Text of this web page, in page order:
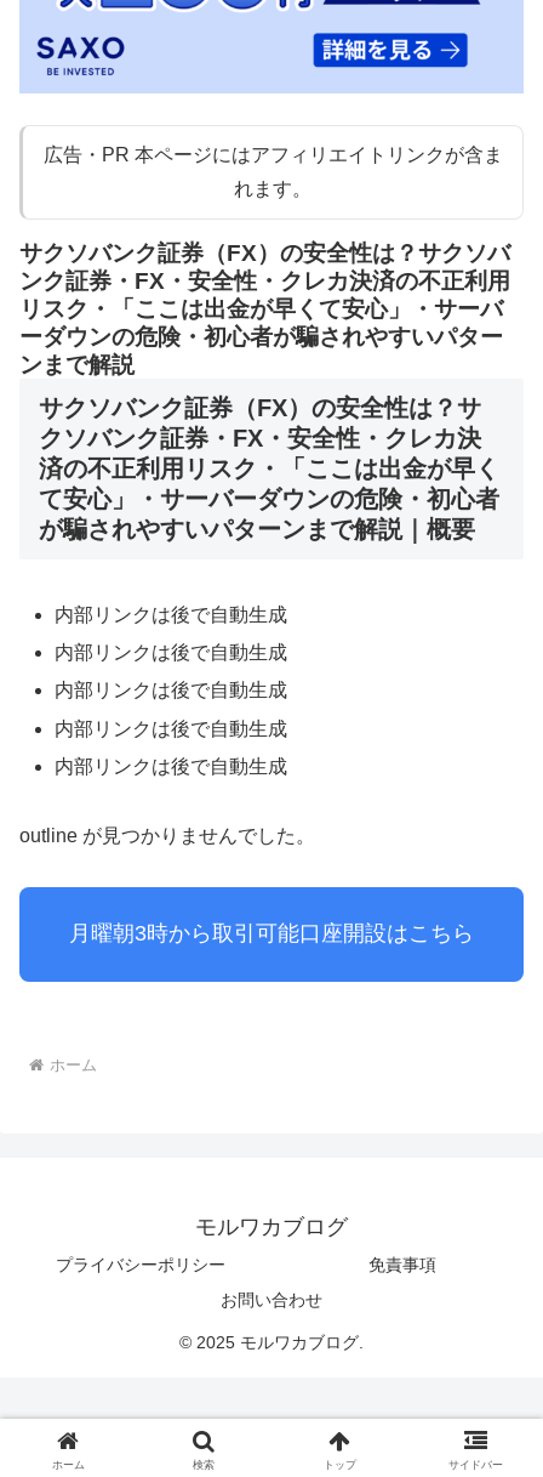
広告・PR 本ページにはアフィリエイトリンクが含ま
れます。
サクソバンク証券（FX）の安全性は？サクソバ
ンク証券・FX・安全性・クレカ決済の不正利用
リスク・「ここは出金が早くて安心」・サーバ
ーダウンの危険・初心者が騙されやすいパター
ンまで解説
サクソバンク証券（FX）の安全性は？サ
クソバンク証券・FX・安全性・クレカ決
済の不正利用リスク・「ここは出金が早く
て安心」・サーバーダウンの危険・初心者
が騙されやすいパターンまで解説｜概要
内部リンクは後で自動生成
内部リンクは後で自動生成
内部リンクは後で自動生成
内部リンクは後で自動生成
内部リンクは後で自動生成
outline が見つかりませんでした。
月曜朝3時から取引可能口座開設はこちら
ホーム
モルワカブログ
プライバシーポリシー
免責事項
お問い合わせ
© 2025 モルワカブログ.
ホーム 検索 トップ サイドバー